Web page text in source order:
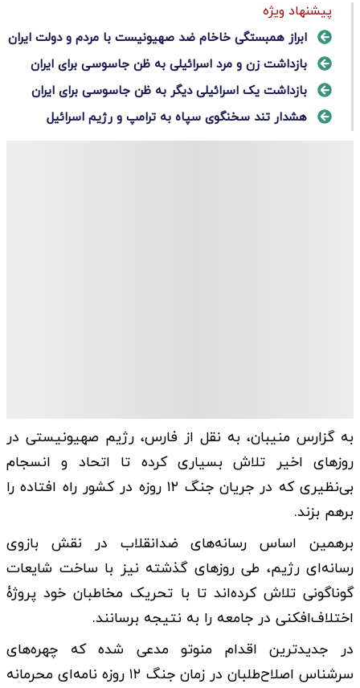
پیشنهاد ویژه
ابراز همبستگی خاخام ضد صهیونیست با مردم و دولت ایران
بازداشت زن و مرد اسرائیلی به ظن جاسوسی برای ایران
بازداشت یک اسرائیلی دیگر به ظن جاسوسی برای ایران
هشدار تند سخنگوی سپاه به ترامپ و رژیم اسرائیل
به گزارس منیبان، به نقل از فارس، رژیم صهیونیستی در
روزهای اخیر تلاش بسیاری کرده تا اتحاد و انسجام
بی‌نظیری که در جریان جنگ ۱۲ روزه در کشور راه افتاده را
برهم بزند.
برهمین اساس رسانه‌های ضدانقلاب در نقش بازوی
رسانه‌ای رژیم، طی روزهای گذشته نیز با ساخت شایعات
گوناگونی تلاش کرده‌اند تا با تحریک مخاطبان خود پروژۀ
اختلاف‌افکنی در جامعه را به نتیجه برسانند.
در جدیدترین اقدام منوتو مدعی شده که چهره‌های
سرشناس اصلاح‌طلبان در زمان جنگ ۱۲ روزه نامه‌ای محرمانه